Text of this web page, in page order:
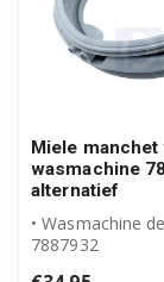
Miele manchet
wasmachine
alternatief
• Wasmachine
7887932